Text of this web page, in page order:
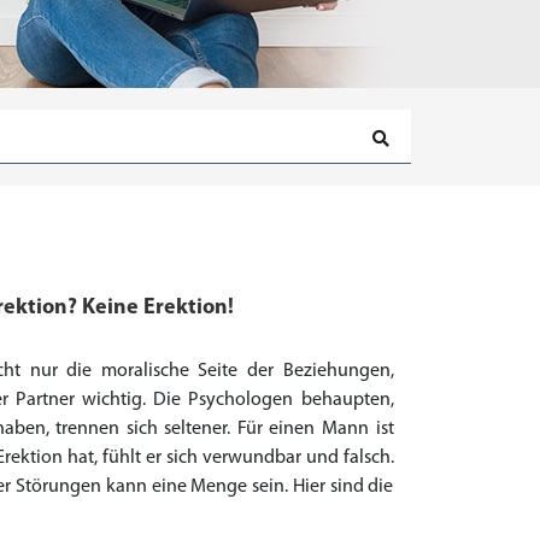
Keine Erektion!
nur die moralische Seite der Beziehungen,
Partner wichtig. Die Psychologen behaupten,
trennen sich seltener. Für einen Mann ist
hat, fühlt er sich verwundbar und falsch.
Störungen kann eine Menge sein. Hier sind die